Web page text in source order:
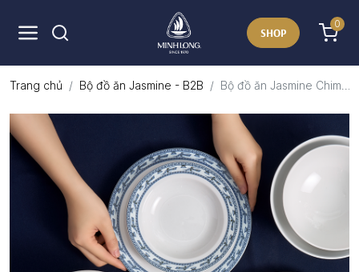
SHOP
0
Trang chủ Bộ đồ ăn Jasmine - B2B Bộ đồ ăn Jasmine Chim...